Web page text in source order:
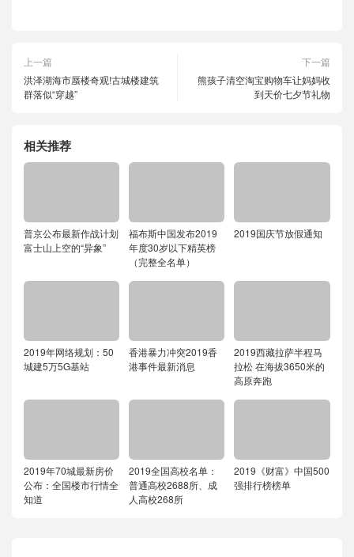
上一篇
洪泽湖海市蜃楼奇观!古城楼建筑
群落似“穿越”
下一篇
熊孩子清空淘宝购物车让妈妈收
到天价七夕节礼物
相关推荐
普京公布最新作战计划
富士山上空的“异象”
福布斯中国发布2019
年度30岁以下精英榜
（完整全名单）
2019国庆节放假通知
2019年网络规划：50
城建5万5G基站
香港暴力冲突2019香
港事件最新消息
2019西藏拉萨半程马
拉松 在海拔3650米的
高原奔跑
2019年70城最新房价
公布：全国楼市行情全
知道
2019全国高校名单：
普通高校2688所、成
人高校268所
2019《财富》中国500
强排行榜榜单